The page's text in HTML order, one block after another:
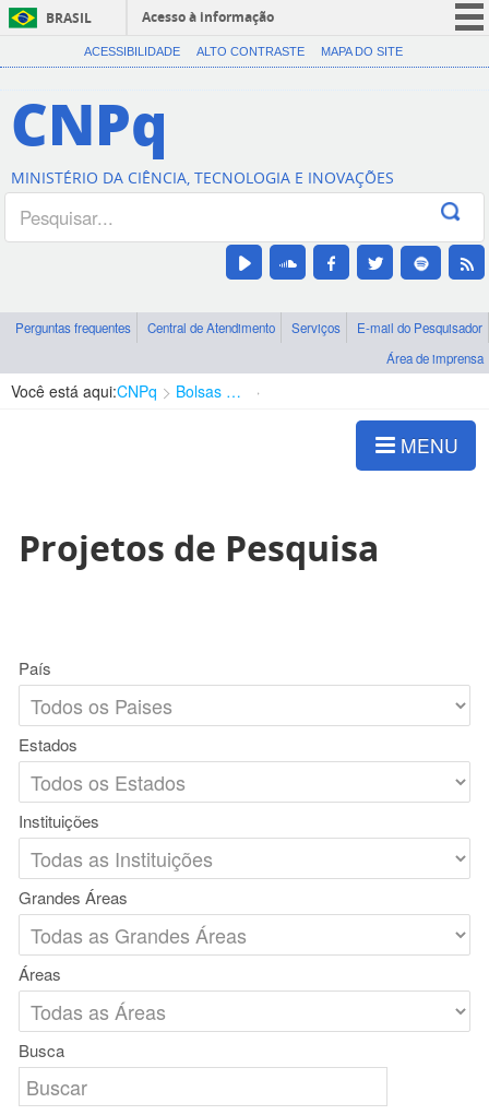
BRASIL
Acesso à informação
CORONAVÍRUS (COVID-19)
Canais
ACESSIBILIDADE ALTO CONTRASTE MAPA DO SITE
CNPq
MINISTÉRIO DA CIÊNCIA, TECNOLOGIA E INOVAÇÕES
Perguntas frequentes Central de Atendimento Serviços
E-mail do Pesquisador
Área de imprensa
Você está aqui:CNPq Bolsas e Auxílios Vigentes
MENU
Projetos de Pesquisa
País
Estados
Instituições
Grandes Áreas
Áreas
Busca